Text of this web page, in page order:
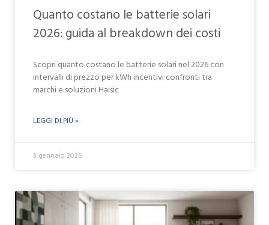
Quanto costano le batterie solari
2026: guida al breakdown dei costi
Scopri quanto costano le batterie solari nel 2026 con
intervalli di prezzo per kWh incentivi confronti tra
marchi e soluzioni Haisic
LEGGI DI PIÙ »
3 gennaio 2026